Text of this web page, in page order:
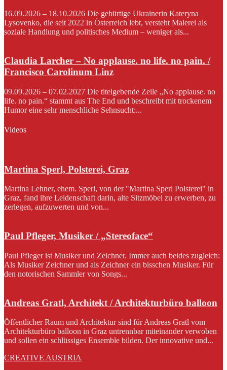
16.09.2026 – 18.10.2026 Die gebürtige Ukrainerin Kateryna
Lysovenko, die seit 2022 in Österreich lebt, versteht Malerei als
soziale Handlung und politisches Medium – weniger als...
Claudia Larcher – No applause. no life. no pain. /
Francisco Carolinum Linz
09.09.2026 – 07.02.2027 Die titelgebende Zeile „No applause. no
life. no pain.“ stammt aus The End und beschreibt mit trockenem
Humor eine sehr menschliche Sehnsucht:...
Videos
Martina Sperl, Polsterei, Graz
Martina Lehner, ehem. Sperl, von der "Martina Sperl Polsterei" in
Graz, fand ihre Leidenschaft darin, alte Sitzmöbel zu erwerben, zu
zerlegen, aufzuwerten und von...
Paul Pfleger, Musiker / „Stereoface“
Paul Pfleger ist Musiker und Zeichner. Immer auch beides zugleich:
Als Musiker Zeichner und als Zeichner ein bisschen Musiker. Für
den notorischen Sammler von Songs...
Andreas Gratl, Architekt / Architekturbüro balloon
Öffentlicher Raum und Architektur sind für Andreas Gratl vom
Architekturbüro balloon in Graz untrennbar miteinander verwoben
und sollen ein schlüssiges Ensemble bilden. Der innovative und...
CREATIVE AUSTRIA